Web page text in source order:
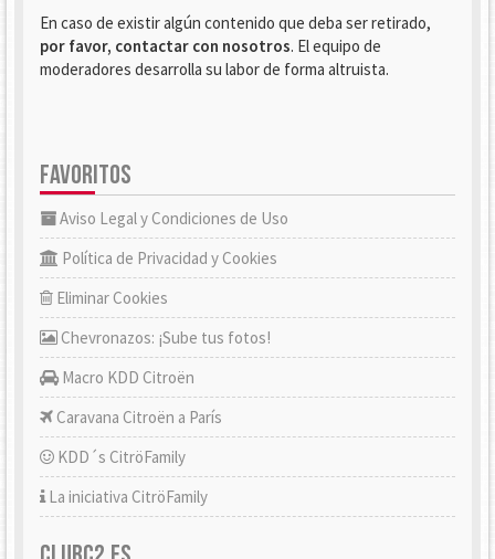
En caso de existir algún contenido que deba ser retirado,
por favor, contactar con nosotros. El equipo de
moderadores desarrolla su labor de forma altruista.
FAVORITOS
Aviso Legal y Condiciones de Uso
Política de Privacidad y Cookies
Eliminar Cookies
Chevronazos: ¡Sube tus fotos!
Macro KDD Citroën
Caravana Citroën a París
KDD´s CitröFamily
La iniciativa CitröFamily